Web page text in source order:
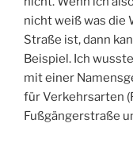
nicht weiß was die
Straße ist, dann
Beispiel. Ich
mit einer
für Verkehrsarten
Fußgängerstraße